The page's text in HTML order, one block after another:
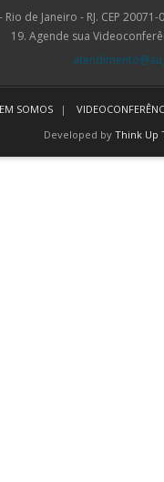
Rio de Janeiro - RJ. CEP
19. Agende sua
SOMOS
Developed by Think Up